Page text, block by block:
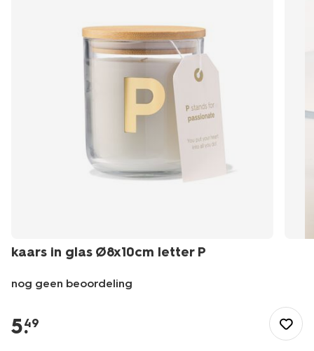
kaars in glas Ø8x10cm letter P
nog geen beoordeling
slapen/wonen/kaarsen/kaars-
in-
5.
49